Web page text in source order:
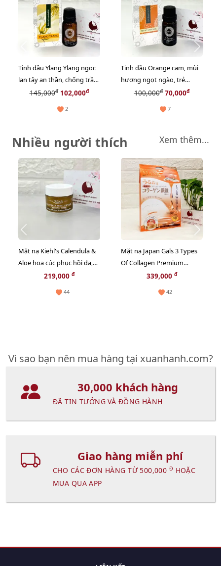
Tinh dầu Ylang Ylang ngọc
lan tây an thần, chống trầm
cảm 10ml
145,000đ102,000đ
2
Tinh dầu Orange cam, mùi
hương ngọt ngào, trẻ
trung mà tao nhã 10ml
100,000đ70,000đ
7
Nhiều người thích Xem thêm...
Mặt nạ Kiehl's Calendula &
Aloe hoa cúc phục hồi da,
thư giãn và chậm lão hóa -
219,000 đ
44
Mặt nạ Japan Gals 3 Types
Of Collagen Premium
chống lão hóa, săn chắc da,
339,000 đ
42
Vì sao bạn nên mua hàng tại xuanhanh.com?
30,000 khách hàng
ĐÃ TIN TƯỞNG VÀ ĐỒNG HÀNH
Giao hàng miễn phí
CHO CÁC ĐƠN HÀNG TỪ 500,000 Đ HOẶC
MUA QUA APP